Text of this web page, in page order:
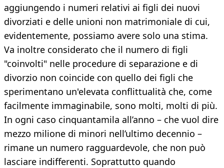
aggiungendo i numeri relativi ai figli dei nuovi
divorziati e delle unioni non matrimoniale di cui,
evidentemente, possiamo avere solo una stima.
Va inoltre considerato che il numero di figli
"coinvolti" nelle procedure di separazione e di
divorzio non coincide con quello dei figli che
sperimentano un'elevata conflittualità che, come
facilmente immaginabile, sono molti, molti di più.
In ogni caso cinquantamila all’anno – che vuol dire
mezzo milione di minori nell’ultimo decennio –
rimane un numero ragguardevole, che non può
lasciare indifferenti. Soprattutto quando